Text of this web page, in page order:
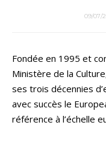
09/07/
Fondée en 1995 et
Ministère de la
ses trois décennies
avec succès le
référence à l’échelle